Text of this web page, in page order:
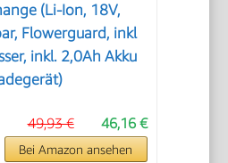
(Li-Ion, 18V,
Flowerguard, inkl
inkl. 2,0Ah Akku
46,16 €
49,93 €
Bei Amazon ansehen